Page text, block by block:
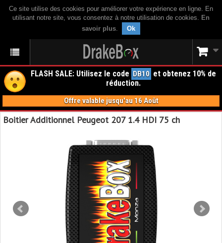
Ce site utilise des cookies pour améliorer votre expérience en ligne. En
utilisant notre site, vous consentez à notre utilisation de cookies. En
savoir plus. Ok
FLASH SALE: Utilisez le code DB10 et obtenez 10% de
réduction.
Offre valable jusqu'au 16 Août
Boitier Additionnel Peugeot 207 1.4 HDI 75 ch